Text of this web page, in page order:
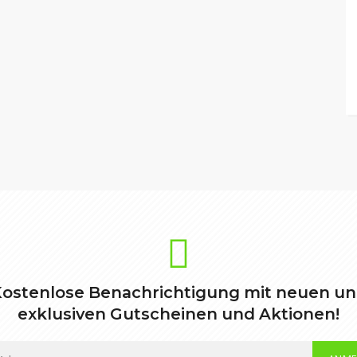
Benachrichtigung mit neuen
exklusiven Gutscheinen und Aktionen!